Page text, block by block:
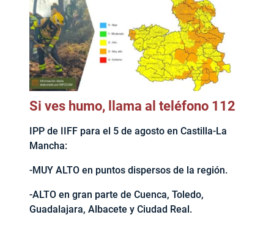
Si ves humo, llama al teléfono 112
IPP de IIFF para el 5 de agosto en Castilla-La
Mancha:
-MUY ALTO en puntos dispersos de la región.
-ALTO en gran parte de Cuenca, Toledo,
Guadalajara, Albacete y Ciudad Real.